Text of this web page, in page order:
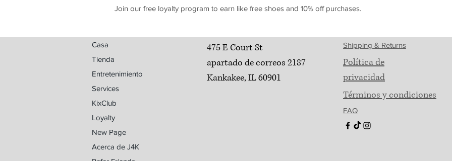
Join our free loyalty program to earn like free shoes and 10% off purchases.
Casa
Tienda
Entretenimiento
Services
KixClub
Loyalty
New Page
Acerca de J4K
475 E Court St
apartado de correos 2187
Kankakee, IL 60901
Shipping & Returns
Política de
privacidad
Términos y condiciones
FAQ